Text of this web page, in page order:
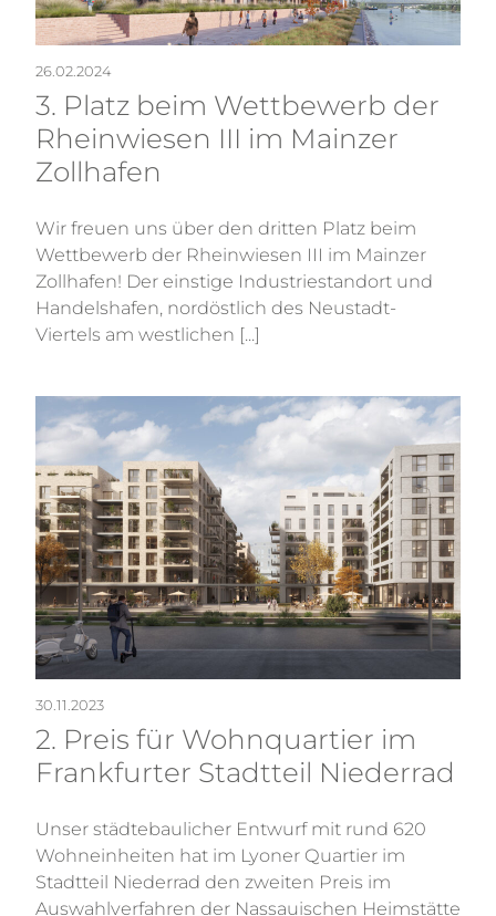
26.02.2024
3. Platz beim Wettbewerb der
Rheinwiesen III im Mainzer
Zollhafen
Wir freuen uns über den dritten Platz beim
Wettbewerb der Rheinwiesen III im Mainzer
Zollhafen! Der einstige Industriestandort und
Handelshafen, nordöstlich des Neustadt-
Viertels am westlichen [...]
30.11.2023
2. Preis für Wohnquartier im
Frankfurter Stadtteil Niederrad
Unser städtebaulicher Entwurf mit rund 620
Wohneinheiten hat im Lyoner Quartier im
Stadtteil Niederrad den zweiten Preis im
Auswahlverfahren der Nassauischen Heimstätte